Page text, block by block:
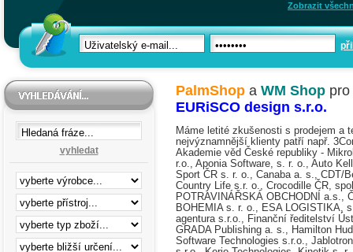
Zobrazit
vyhledat
PalmShop a WM Shop pro
EURiSCO design s.r.o.
Máme letité zkušenosti s prodejem a
nejvýznamnější klienty patří např.
Akademie věd České republiky -
r.o., Aponia Software, s. r. o., Auto
Sport ČR s. r. o., Canaba a. s., CDT/
Country Life s.r. o., Crocodille ČR,
POTRAVINÁŘSKÁ OBCHODNÍ a.s.,
BOHEMIA s. r. o., ESA LOGISTIKA,
agentura s.r.o., Finanční ředitelství
GRADA Publishing a. s., Hamilton
Software Technologies s.r.o.,